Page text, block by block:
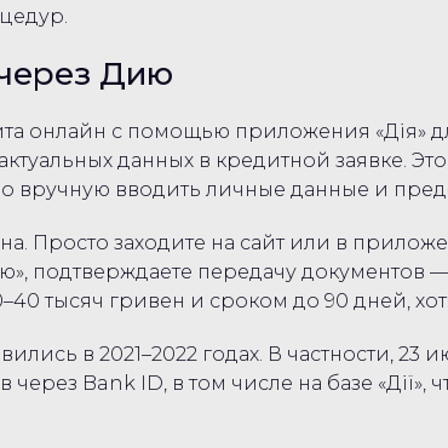
Дию
онлайн с помощью приложения «Дія»
данных в кредитной заявке.
вручную вводить личные данные и
Просто заходите на сайт или в
подтверждаете передачу документов
тысяч гривен и сроком до 90 дней,
в 2021–2022 годах. В частности, 23
Bank ID, в том числе на базе